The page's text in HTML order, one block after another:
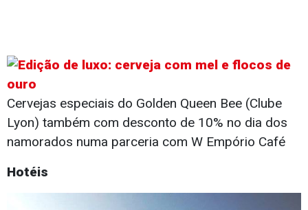
Cervejas especiais do Golden Queen Bee (Clube
Lyon) também com desconto de 10% no dia dos
namorados numa parceria com W Empório Café
Hotéis